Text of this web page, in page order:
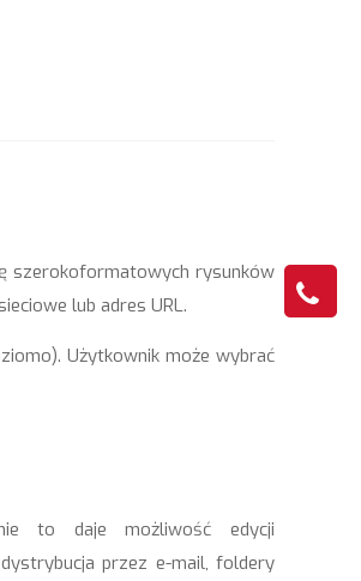
szerokoformatowych rysunków
lub adres URL.
Użytkownik może wybrać
to daje możliwość edycji
przez e-mail, foldery